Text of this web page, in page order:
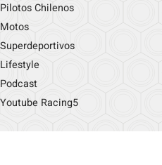
Pilotos Chilenos
Motos
Superdeportivos
Lifestyle
Podcast
Youtube Racing5